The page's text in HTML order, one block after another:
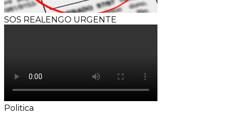
SOS REALENGO URGENTE
Politica